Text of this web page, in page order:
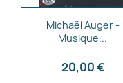
Aperçu rapide
Michaël Auger -
Musique...
20,00 €